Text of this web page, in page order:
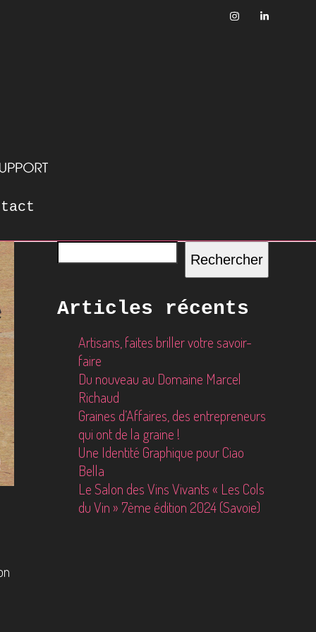
Rechercher
Articles récents
Artisans, faites briller votre savoir-
faire
Du nouveau au Domaine Marcel
Richaud
Graines d’Affaires, des entrepreneurs
qui ont de la graine !
Une Identité Graphique pour Ciao
Bella
Le Salon des Vins Vivants « Les Cols
du Vin » 7ème édition 2024 (Savoie)